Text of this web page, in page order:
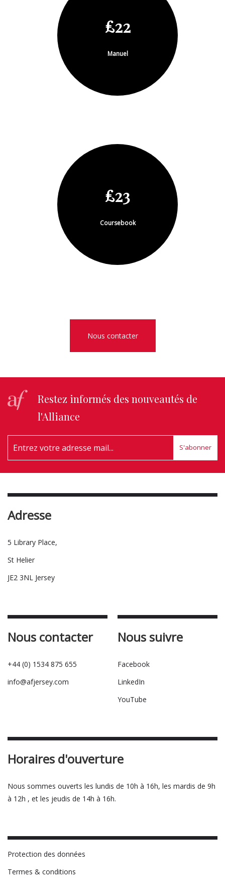
£22
Manuel
£23
Coursebook
Nous contacter
Restez informés des nouveautés de
l'Alliance
S'abonner
Adresse
5 Library Place,
St Helier
JE2 3NL Jersey
Nous contacter
+44 (0) 1534 875 655
info@afjersey.com
Nous suivre
Facebook
LinkedIn
YouTube
Horaires d'ouverture
Nous sommes ouverts les lundis de 10h à 16h, les mardis de 9h
à 12h , et les jeudis de 14h à 16h.
Protection des données
Termes & conditions